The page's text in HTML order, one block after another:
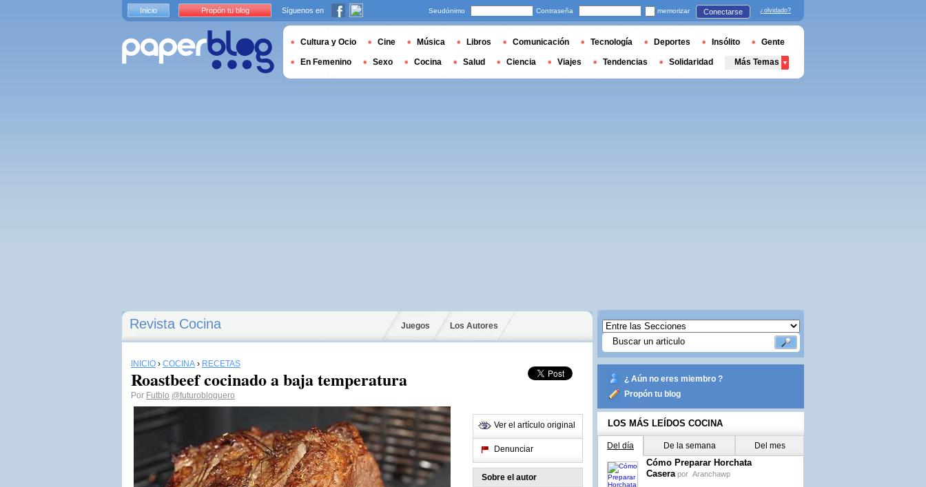
Revista Cocina Juegos Los Autores
INICIO › COCINA › RECETAS
Roastbeef cocinado a baja temperatura
Por Futblo @futurobloguero
Ver el artículo original
Denunciar
Sobre el autor
¿ Aún no eres miembro ?
Propón tu blog
LOS MÁS LEÍDOS COCINA
Del día De la semana Del mes
Cómo Preparar Horchata
Casera por Aranchawp
Inicio Propón tu blog Síguenos en Seudónimo Contraseña memorizar Conectarse ¿olvidado?
Cultura y Ocio Cine Música Libros Comunicación Tecnología Deportes Insólito Gente
En Femenino Sexo Cocina Salud Ciencia Viajes Tendencias Solidaridad Más Temas